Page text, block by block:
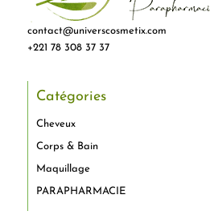
contact@universcosmetix.com
+221 78 308 37 37
Catégories
Cheveux
Corps & Bain
Maquillage
PARAPHARMACIE